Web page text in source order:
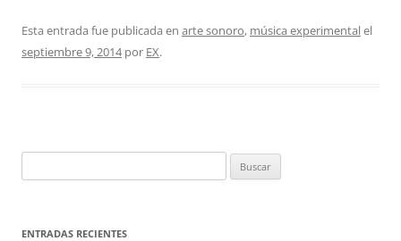
c
e
o
k
itt
er
at
s
p
k
e
m
Esta entrada fue publicada en arte sonoro, música experimentalel
septiembre 9, 2014por EX.
ENTRADAS RECIENTES